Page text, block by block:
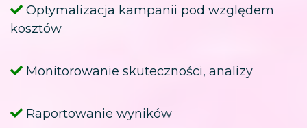
Optymalizacja kampanii pod względem
kosztów
Monitorowanie skuteczności, analizy
Raportowanie wyników